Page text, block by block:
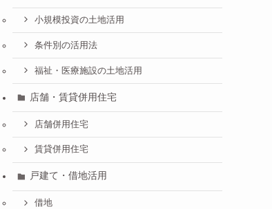
小規模投資の土地活用
条件別の活用法
福祉・医療施設の土地活用
店舗・賃貸併用住宅
店舗併用住宅
賃貸併用住宅
戸建て・借地活用
借地